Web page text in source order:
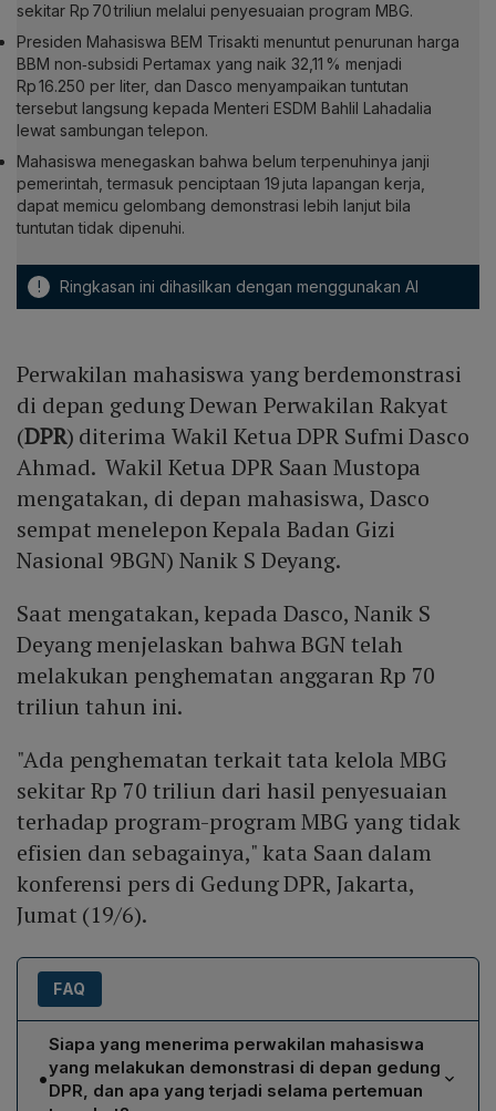
sekitar Rp 70 triliun melalui penyesuaian program MBG.
Presiden Mahasiswa BEM Trisakti menuntut penurunan harga
BBM non‑subsidi Pertamax yang naik 32,11 % menjadi
Rp 16.250 per liter, dan Dasco menyampaikan tuntutan
tersebut langsung kepada Menteri ESDM Bahlil Lahadalia
lewat sambungan telepon.
Mahasiswa menegaskan bahwa belum terpenuhinya janji
pemerintah, termasuk penciptaan 19 juta lapangan kerja,
dapat memicu gelombang demonstrasi lebih lanjut bila
tuntutan tidak dipenuhi.
! Ringkasan ini dihasilkan dengan menggunakan AI
Perwakilan mahasiswa yang berdemonstrasi
di depan gedung Dewan Perwakilan Rakyat
(DPR) diterima Wakil Ketua DPR Sufmi Dasco
Ahmad. Wakil Ketua DPR Saan Mustopa
mengatakan, di depan mahasiswa, Dasco
sempat menelepon Kepala Badan Gizi
Nasional 9BGN) Nanik S Deyang.
Saat mengatakan, kepada Dasco, Nanik S
Deyang menjelaskan bahwa BGN telah
melakukan penghematan anggaran Rp 70
triliun tahun ini.
"Ada penghematan terkait tata kelola MBG
sekitar Rp 70 triliun dari hasil penyesuaian
terhadap program-program MBG yang tidak
efisien dan sebagainya," kata Saan dalam
konferensi pers di Gedung DPR, Jakarta,
Jumat (19/6).
FAQ
•
Siapa yang menerima perwakilan mahasiswa
yang melakukan demonstrasi di depan gedung
DPR, dan apa yang terjadi selama pertemuan